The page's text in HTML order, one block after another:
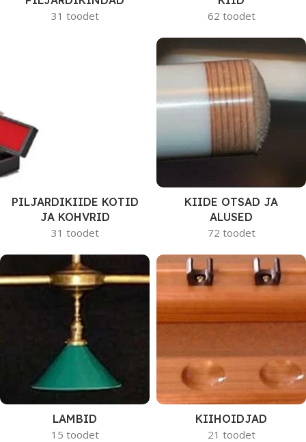
31 toodet
62 toodet
PILJARDIKIIDE KOTID
JA KOHVRID
31 toodet
KIIDE OTSAD JA
ALUSED
72 toodet
LAMBID
15 toodet
KIIHOIDJAD
21 toodet